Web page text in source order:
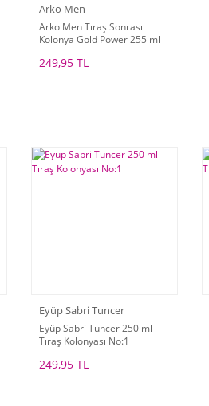
Arko Men
Arko Men Tıraş Sonrası
Kolonya Gold Power 255 ml
249,95 TL
Eyüp Sabri Tuncer
Eyüp Sabri Tuncer 250 ml
Tıraş Kolonyası No:1
249,95 TL